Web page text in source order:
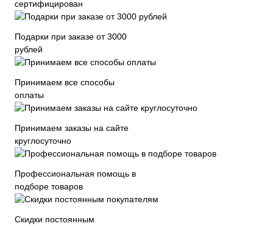
сертифицирован
Подарки при заказе от 3000
рублей
Принимаем все способы
оплаты
Принимаем заказы на сайте
круглосуточно
Профессиональная помощь в
подборе товаров
Скидки постоянным